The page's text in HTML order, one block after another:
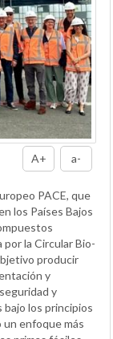
A+ a-
PACE, que
los Países Bajos
la Circular Bio-
producir
y
y
los principios
un enfoque más